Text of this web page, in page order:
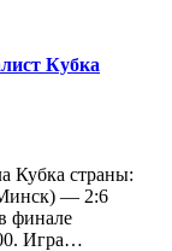
Кубка
Кубка страны:
— 2:6
финале
Игра…